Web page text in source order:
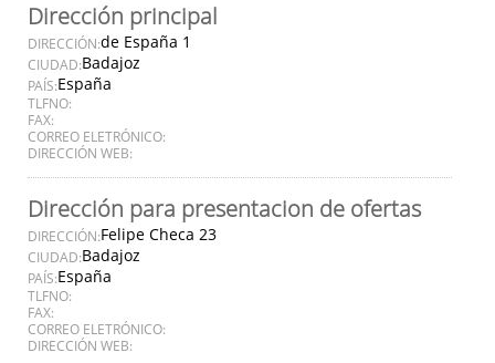
Dirección principal
DIRECCIÓN:de España 1
CIUDAD:Badajoz
PAÍS:España
TLFNO:
FAX:
CORREO ELETRÓNICO:
DIRECCIÓN WEB:
Dirección para presentacion de ofertas
DIRECCIÓN:Felipe Checa 23
CIUDAD:Badajoz
PAÍS:España
TLFNO:
FAX:
CORREO ELETRÓNICO:
DIRECCIÓN WEB: